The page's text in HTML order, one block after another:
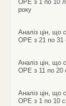
ОРЕ з 1 по 10
року
Аналіз цін, що
ОРЕ з 21 по 31
Аналіз цін, що
ОРЕ з 11 по 20
Аналіз цін, що
ОРЕ з 1 по 10